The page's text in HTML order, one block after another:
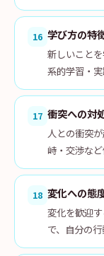
16 学び方の特
新しいこと
系的学習・実
17 衝突への対
人との衝突
峙・交渉など
18 変化への態
変化を歓迎
で、自分の